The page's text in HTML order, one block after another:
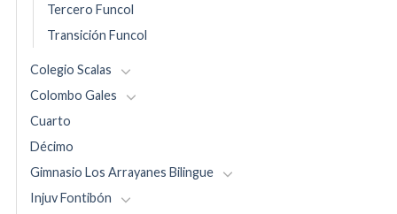
Tercero Funcol
Transición Funcol
Colegio Scalas
Colombo Gales
Cuarto
Décimo
Gimnasio Los Arrayanes Bilingue
Injuv Fontibón